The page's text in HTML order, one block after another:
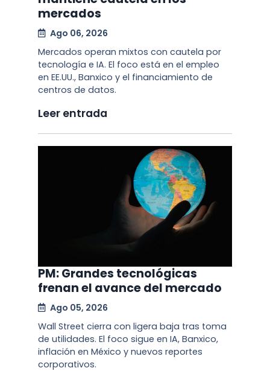
mercados
Ago 06, 2026
Mercados operan mixtos con cautela por
tecnología e IA. El foco está en el empleo
en EE.UU., Banxico y el financiamiento de
centros de datos.
Leer entrada
PM: Grandes tecnológicas
frenan el avance del mercado
Ago 05, 2026
Wall Street cierra con ligera baja tras toma
de utilidades. El foco sigue en IA, Banxico,
inflación en México y nuevos reportes
corporativos.